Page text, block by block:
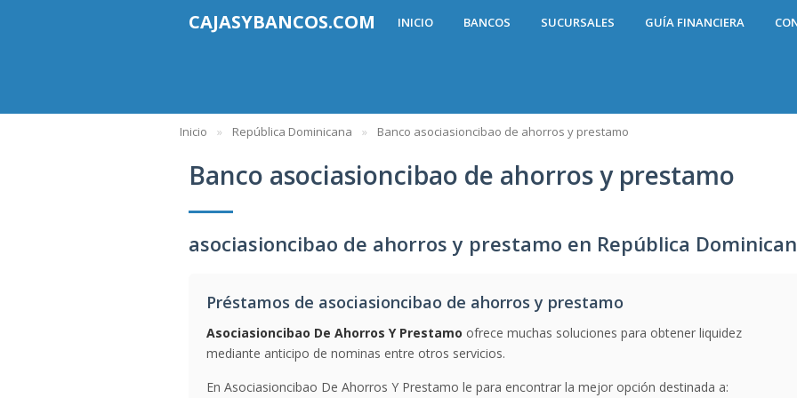
CAJASYBANCOS.COM INICIO BANCOS SUCURSALES GUÍA FINANCIERA
Inicio República Dominicana Banco asociasioncibao de ahorros y prestamo
Banco asociasioncibao de ahorros y prestamo
asociasioncibao de ahorros y prestamo en República
Préstamos de asociasioncibao de ahorros y prestamo
Asociasioncibao De Ahorros Y Prestamo ofrece muchas soluciones para obtener liquidez
mediante anticipo de nominas entre otros servicios.
En Asociasioncibao De Ahorros Y Prestamo le para encontrar la mejor opción destinada a: